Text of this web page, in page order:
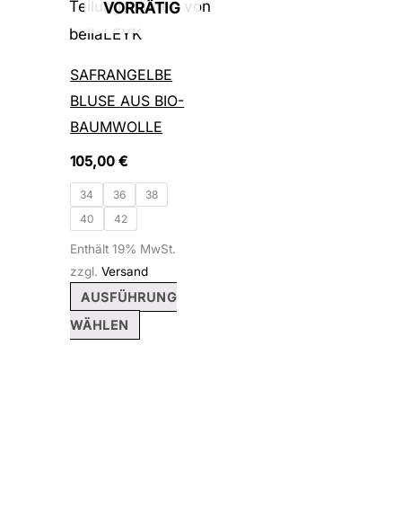
VORRÄTIG
SAFRANGELBE
BLUSE AUS BIO-
BAUMWOLLE
105,00€
34 36
38
40
42
Enthält 19% MwSt.
zzgl.Versand
AUSFÜHRUNG
WÄHLEN
mehrere
Varianten
Optionen
der
gewählt
werden